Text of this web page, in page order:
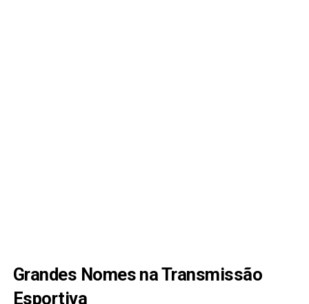
Grandes Nomes na Transmissão
Esportiva